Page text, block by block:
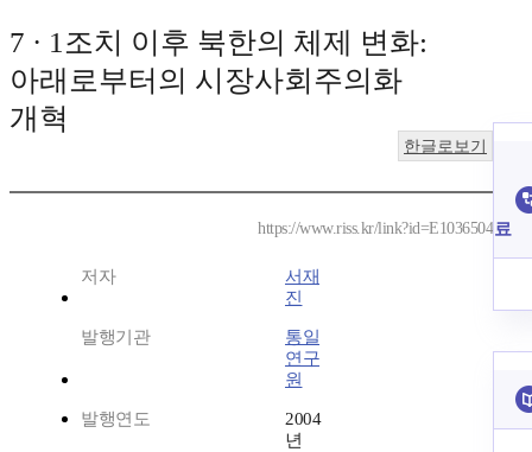
7 · 1조치 이후 북한의 체제 변화:
아래로부터의 시장사회주의화
개혁
한글로보기
https://www.riss.kr/link?id=E1036504
저자
서재
진
발행기관
통일
연구
원
발행연도
2004
년
료